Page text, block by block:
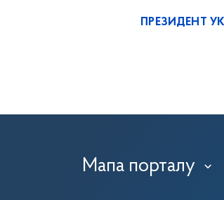
ПРЕЗИДЕНТ
Мапа порталу ›